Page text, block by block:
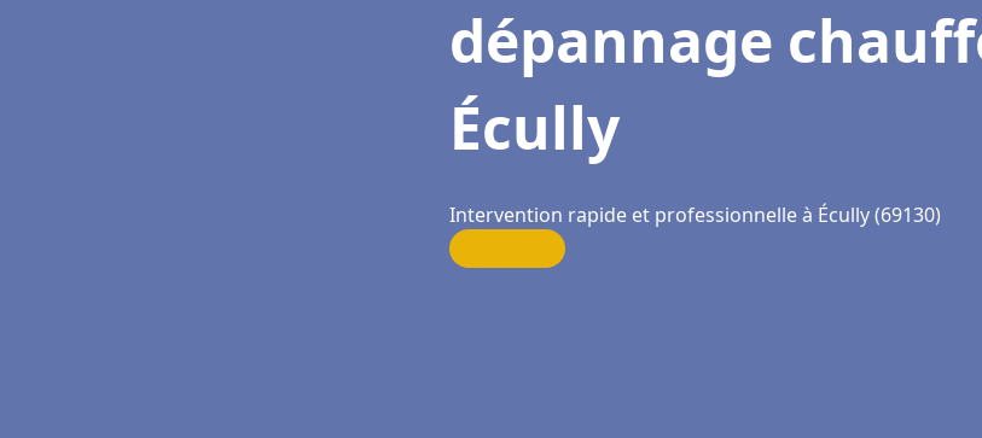
dépannage
Écully
Intervention rapide et professionnelle à Écully (69130)